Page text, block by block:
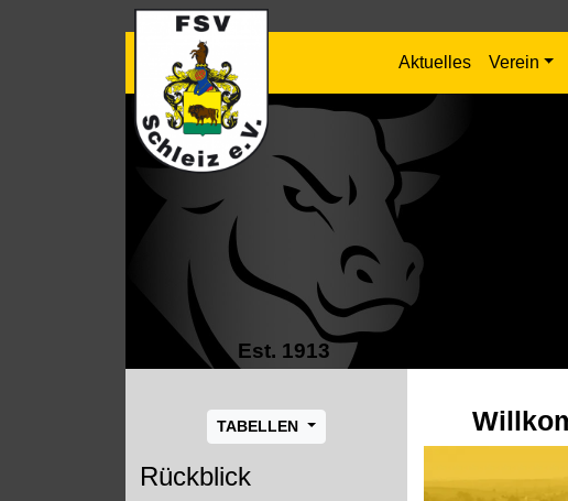
Aktuelles Verein
Est. 1913
TABELLEN
Rückblick